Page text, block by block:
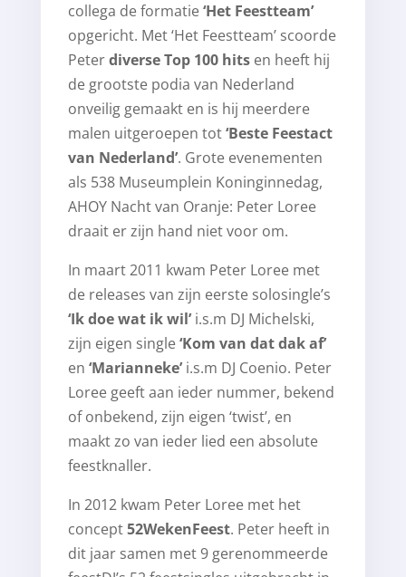
collega de formatie‘Het Feestteam’
opgericht. Met ‘Het Feestteam’ scoorde
Peterdiverse Top 100 hitsen heeft hij
de grootste podia van Nederland
onveilig gemaakt en is hij meerdere
malen uitgeroepen tot‘Beste Feestact
van Nederland’. Grote evenementen
als 538 Museumplein Koninginnedag,
AHOY Nacht van Oranje: Peter Loree
draait er zijn hand niet voor om.
In maart 2011 kwam Peter Loree met
de releases van zijn eerste solosingle’s
‘Ik doe wat ik wil’i.s.m DJ Michelski,
zijn eigen single‘Kom van dat dak af’
en ‘Marianneke’i.s.m DJ Coenio. Peter
Loree geeft aan ieder nummer, bekend
of onbekend, zijn eigen ‘twist’, en
maakt zo van ieder lied een absolute
feestknaller.
In 2012 kwam Peter Loree met het
concept52WekenFeest. Peter heeft in
dit jaar samen met 9 gerenommeerde